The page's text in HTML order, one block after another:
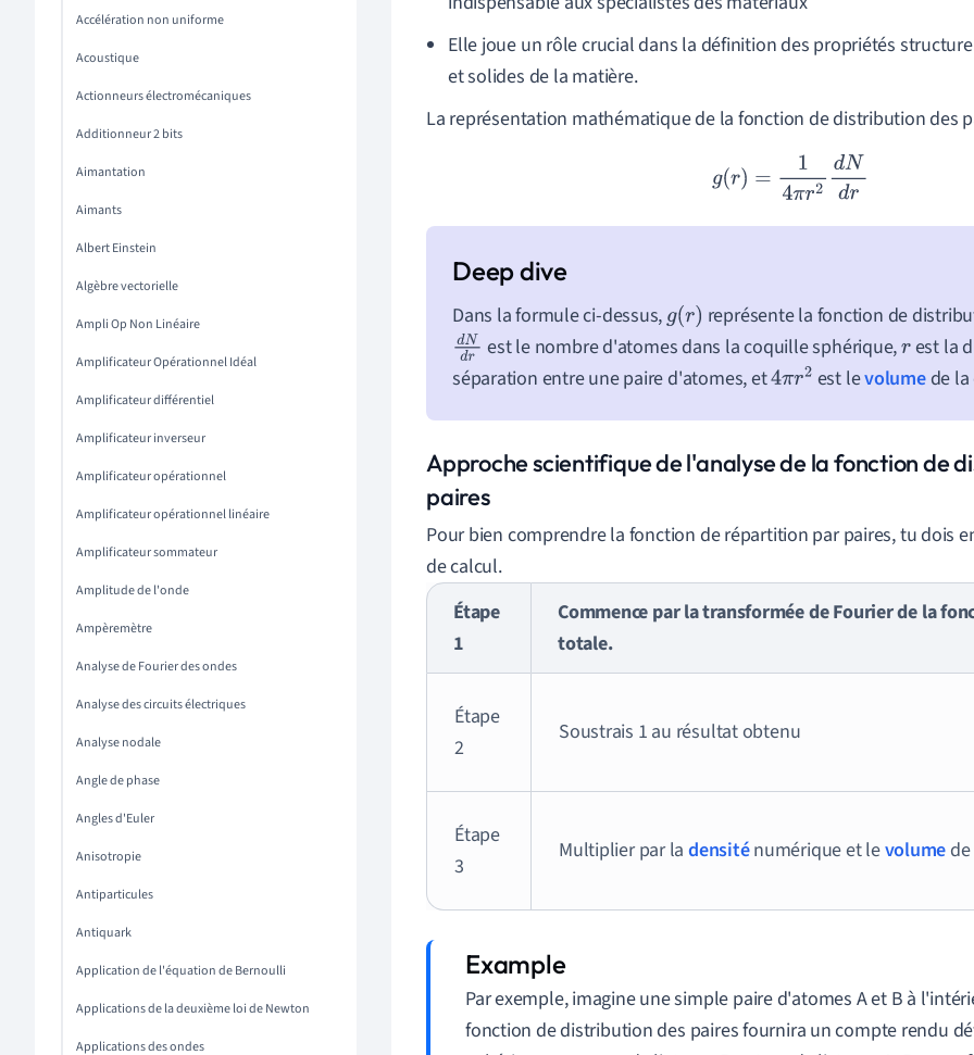
Accélération non uniforme
Acoustique
Actionneurs électromécaniques
Additionneur 2 bits
Aimantation
Aimants
Albert Einstein
Algèbre vectorielle
Ampli Op Non Linéaire
Amplificateur Opérationnel Idéal
Amplificateur différentiel
Amplificateur inverseur
Amplificateur opérationnel
Amplificateur opérationnel linéaire
Amplificateur sommateur
Amplitude de l'onde
Ampèremètre
Analyse de Fourier des ondes
Analyse des circuits électriques
Analyse nodale
Angle de phase
Angles d'Euler
Anisotropie
Antiparticules
Antiquark
Application de l'équation de Bernoulli
Applications de la deuxième loi de Newton
Applications des ondes
Elle joue un rôle crucial dans la définition des propriétés
et solides de la matière.
La représentation mathématique de la fonction de distribution des
g(r =1 4πr2dNdr
Dans la formule ci-dessus,g(r) représente la fonction de
dN
dr
est le nombre d'atomes dans la coquille sphérique,rest la
séparation entre une paire d'atomes, et4πr2 est levolumede la
Approche scientifique de l'analyse de la fonction de
paires
Pour bien comprendre la fonction de répartition par paires, tu dois
de calcul.
Étape
1
Commence par la transformée de Fourier de la
totale.
Étape
2
Soustrais 1 au résultat obtenu
Étape
3
Multiplier par ladensiténumérique et levolume
Par exemple, imagine une simple paire d'atomes A et B à
fonction de distribution des paires fournira un compte rendu